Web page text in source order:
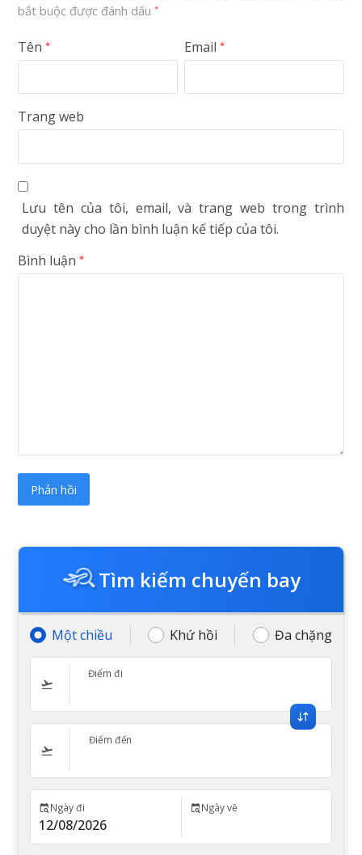
bắt buộc được đánh dấu*
Tên* Email*
Trang web
Lưu tên của tôi, email, và trang web trong trình
duyệt này cho lần bình luận kế tiếp của tôi.
Bình luận*
Tìm kiếm chuyến bay
Một chiều Khứ hồi Đa chặng
Điểm đi
Điểm đến
Ngày đi Ngày về